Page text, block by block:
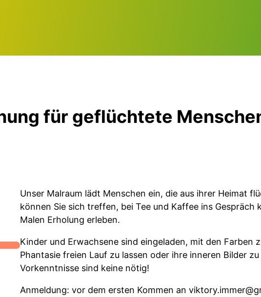
für geflüchtete
Unser Malraum lädt Menschen ein, die aus ihrer Heimat
können Sie sich treffen, bei Tee und Kaffee ins Gespräch
Malen Erholung erleben.
Kinder und Erwachsene sind eingeladen, mit den Farben
Phantasie freien Lauf zu lassen oder ihre inneren Bilder
Vorkenntnisse sind keine nötig!
Anmeldung: vor dem ersten Kommen an